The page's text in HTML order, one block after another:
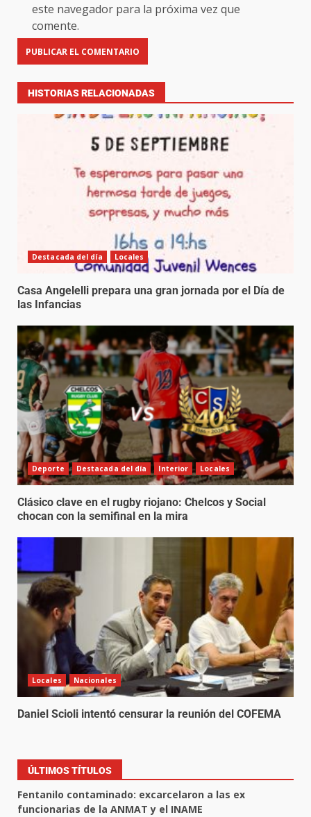
este navegador para la próxima vez que
comente.
HISTORIAS RELACIONADAS
Destacada del día Locales
Casa Angelelli prepara una gran jornada por el Día de
las Infancias
Deporte Destacada del día Interior Locales
Clásico clave en el rugby riojano: Chelcos y Social
chocan con la semifinal en la mira
Locales Nacionales
Daniel Scioli intentó censurar la reunión del COFEMA
ÚLTIMOS TÍTULOS
Fentanilo contaminado: excarcelaron a las ex
funcionarias de la ANMAT y el INAME